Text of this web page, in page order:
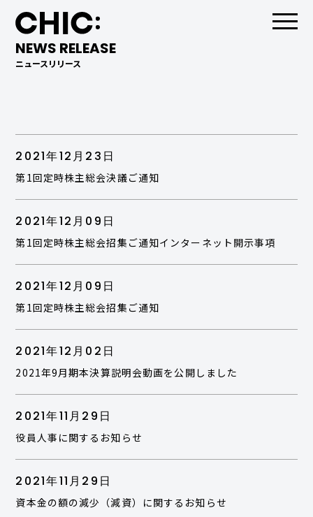
NEWS RELEASE
ニュースリリース
2021年12月23日
第1回定時株主総会決議ご通知
2021年12月09日
第1回定時株主総会招集ご通知インターネット開示事項
2021年12月09日
第1回定時株主総会招集ご通知
2021年12月02日
2021年9月期本決算説明会動画を公開しました
2021年11月29日
役員人事に関するお知らせ
2021年11月29日
資本金の額の減少（減資）に関するお知らせ